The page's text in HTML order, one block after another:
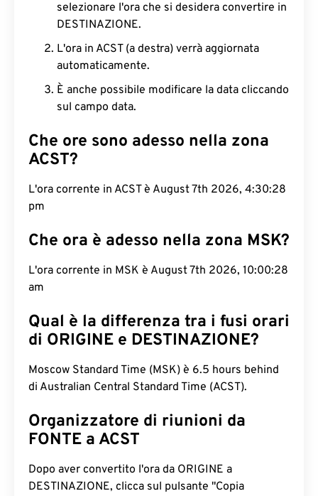
selezionare l'ora che si desidera convertire in
DESTINAZIONE.
L'ora in ACST (a destra) verrà aggiornata
automaticamente.
È anche possibile modificare la data cliccando
sul campo data.
Che ore sono adesso nella zona
ACST?
L'ora corrente in ACST è August 7th 2026, 4:30:29
pm
Che ora è adesso nella zona MSK?
L'ora corrente in MSK è August 7th 2026, 10:00:29
am
Qual è la differenza tra i fusi orari
di ORIGINE e DESTINAZIONE?
Moscow Standard Time (MSK) è 6.5 hours behind
di Australian Central Standard Time (ACST).
Organizzatore di riunioni da
FONTE a ACST
Dopo aver convertito l'ora da ORIGINE a
DESTINAZIONE, clicca sul pulsante "Copia